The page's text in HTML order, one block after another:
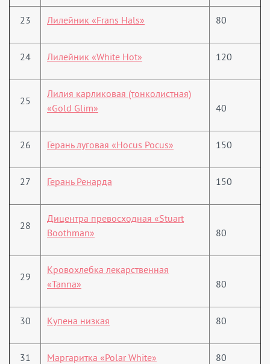
23 Лилейник «Frans Hals» 80
24 Лилейник «White Hot» 120
25
Лилия карликовая (тонколистная)
«Gold Glim»
40
26 Герань луговая «Hocus Pocus» 150
27 Герань Ренарда 150
28
Дицентра превосходная «Stuart
Boothman»
80
29
Кровохлебка лекарственная
«Tanna»
80
30 Купена низкая 80
31 Маргаритка «Polar White» 80